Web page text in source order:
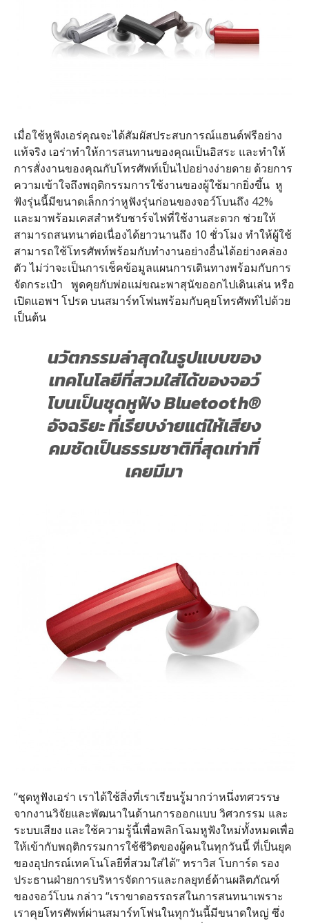
เมื่อใช้หูฟังเอร่คุณจะได้สัมผัสประสบการณ์แฮนด์ฟรีอย่าง
แท้จริง เอร่าทำให้การสนทานของคุณเป็นอิสระ และทำให้
การสั่งงานของคุณกับโทรศัพท์เป็นไปอย่างง่ายดาย ด้วยการ
ความเข้าใจถึงพฤติกรรมการใช้งานของผู้ใช้มากยิ่งขึ้น หู
ฟังรุ่นนี้มีขนาดเล็กกว่าหูฟังรุ่นก่อนของจอว์โบนถึง 42%
และมาพร้อมเคสสำหรับชาร์จไฟที่ใช้งานสะดวก ช่วยให้
สามารถสนทนาต่อเนื่องได้ยาวนานถึง 10 ชั่วโมง ทำให้ผู้ใช้
สามารถใช้โทรศัพท์พร้อมกับทำงานอย่างอื่นได้อย่างคล่อง
ตัว ไม่ว่าจะเป็นการเช็คข้อมูลแผนการเดินทางพร้อมกับการ
จัดกระเป๋า พูดคุยกับพ่อแม่ขณะพาสุนัขออกไปเดินเล่น หรือ
เปิดแอพฯ โปรด บนสมาร์ทโฟนพร้อมกับคุยโทรศัพท์ไปด้วย
เป็นต้น
นวัตกรรมล่าสุดในรูปแบบของ
เทคโนโลยีที่สวมใส่ได้ของจอว์
โบนเป็นชุดหูฟัง Bluetooth®
อัจฉริยะที่เรียบง่ายแต่ให้เสียง
คมชัดเป็นธรรมชาติที่สุดเท่าที่
เคยมีมา
“ชุดหูฟังเอร่า เราได้ใช้สิ่งที่เราเรียนรู้มากว่าหนึ่งทศวรรษ
จากงานวิจัยและพัฒนาในด้านการออกแบบ วิศวกรรม และ
ระบบเสียง และใช้ความรู้นี้เพื่อพลิกโฉมหูฟังใหม่ทั้งหมดเพื่อ
ให้เข้ากับพฤติกรรมการใช้ชีวิตของผู้คนในทุกวันนี้ ที่เป็นยุค
ของอุปกรณ์เทคโนโลยีที่สวมใส่ได้” ทราวิส โบการ์ด รอง
ประธานฝ่ายการบริหารจัดการและกลยุทธ์ด้านผลิตภัณฑ์
ของจอว์โบน กล่าว “เราขาดอรรถรสในการสนทนาเพราะ
เราคุยโทรศัพท์ผ่านสมาร์ทโฟนในทุกวันนี้มีขนาดใหญ่ ซึ่ง